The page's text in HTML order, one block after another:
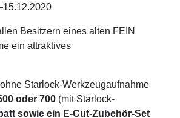
Besitzern eines alten FEIN
ein attraktives
ohne Starlock-Werkzeugaufnahme
oder 700 (mit Starlock-
sowie ein E-Cut-Zubehör-Set